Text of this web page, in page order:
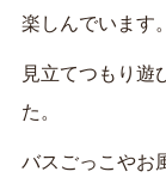
楽しんでいます。
見立てつもり遊
た。
バスごっこやお